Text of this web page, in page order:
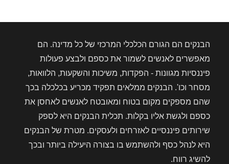
הבנקים הם הגורם הכלכלי המרכזי של כל מדינה. הם
מאפשרים לאנשים לשמור את כספם ולבצע פעולות
פיננסיות מגוונות - הפקדות, משיכות והשקעות, הלוואות,
מסחר וכו'. הבנקים ממלאים תפקיד מכריע בכלכלה בכך
שהם מספקים מקום בטוח ומאובטח לאנשים לאחסן את
כספם ולגשת אליו בקלות. תכלית הבנקים היא לספק
שירותים פיננסיים לאזרחים ולעסקים. מטרת של הבנקים
היא לנהל כסף ולהשתמש בו בצורה היעילה ביותר ובכך
להשיג רווח.